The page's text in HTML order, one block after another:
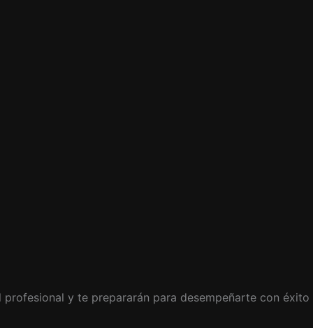
y te prepararán para desempeñarte con éxito